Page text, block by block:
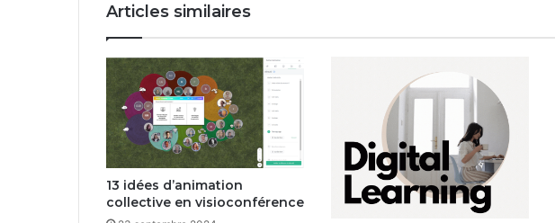
Articles similaires
13 idées d’animation
collective en visioconférence